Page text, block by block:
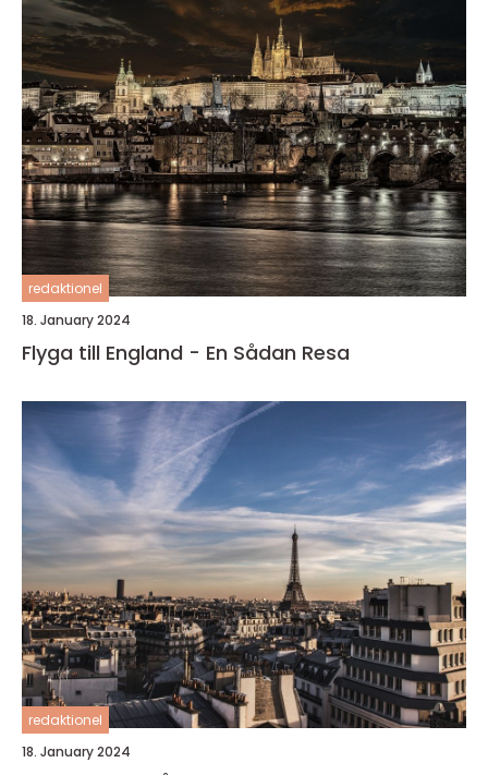
redaktionel
18. January 2024
Flyga till England - En Sådan Resa
redaktionel
18. January 2024